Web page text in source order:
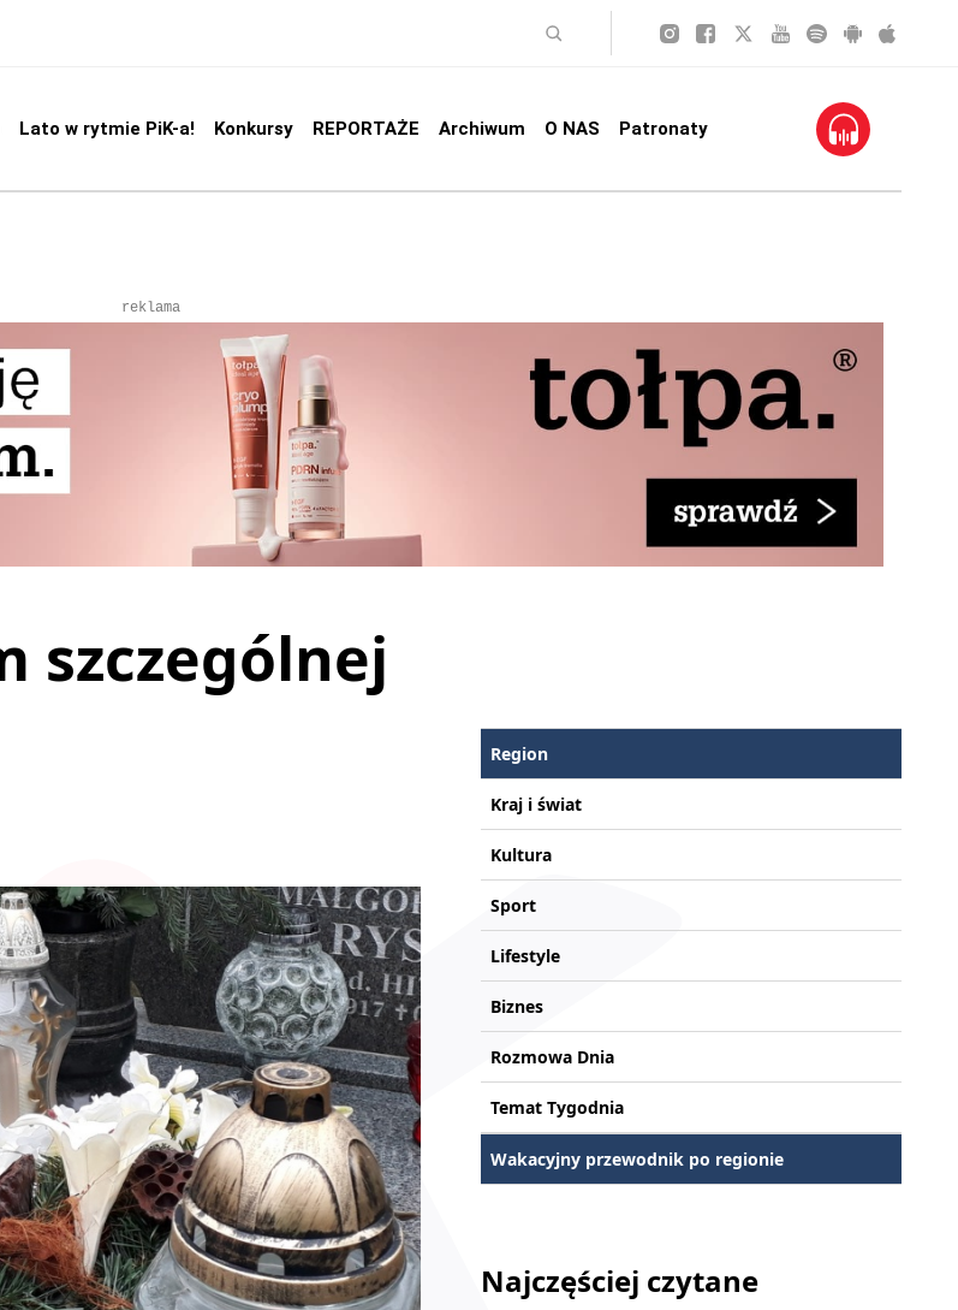
Lato w rytmie PiK-a! Konkursy REPORTAŻE Archiwum O NAS Patronaty
reklama
szczególnej
Region
Kraj i świat
Kultura
Sport
Lifestyle
Biznes
Rozmowa Dnia
Temat Tygodnia
Wakacyjny przewodnik po regionie
Najczęściej czytane